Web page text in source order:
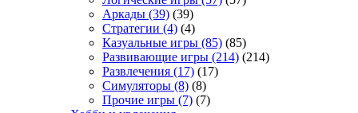
Аркады (39) (39)
Стратегии (4) (4)
Казуальные игры (85) (85)
Развивающие игры (214) (214)
Развлечения (17) (17)
Симуляторы (8) (8)
Прочие игры (7) (7)